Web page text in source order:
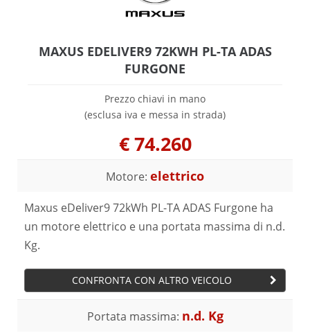
MAXUS EDELIVER9 72KWH PL-TA ADAS
FURGONE
Prezzo chiavi in mano
(esclusa iva e messa in strada)
€74.260
Motore: elettrico
Maxus eDeliver9 72kWh PL-TA ADAS Furgone ha
un motore elettrico e una portata massima di n.d.
Kg.
CONFRONTA CON ALTRO VEICOLO
Portata massima: n.d. Kg